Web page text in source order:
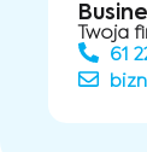
Twoja
61